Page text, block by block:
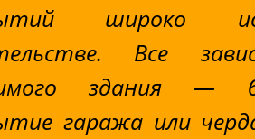
широко
Все
здания
гаража или